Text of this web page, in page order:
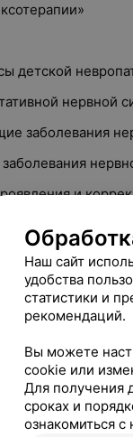
детской
нервной
заболевания
и
и
в
5.0
Наш сайт
удобства
статистики и
рекомендаций.
Вы можете
cookie или
Для получения
сроках и
ознакомиться с